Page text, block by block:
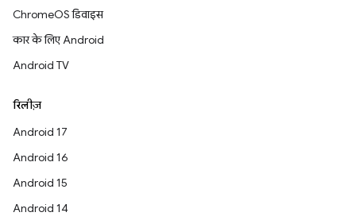
ChromeOS डिवाइस
कार के लिए Android
Android TV
रिलीज़
Android 17
Android 16
Android 15
Android 14